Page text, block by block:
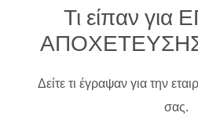
Τι είπαν για
Δείτε τι έγραψαν για την
σας.